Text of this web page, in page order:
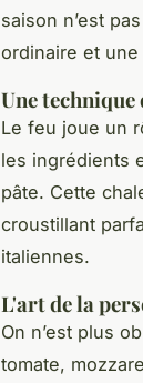
saison n’est
ordinaire et
Une
Le feu joue un
les ingrédients
pâte. Cette
croustillant
italiennes.
L'art de la
On n’est plus
tomate,